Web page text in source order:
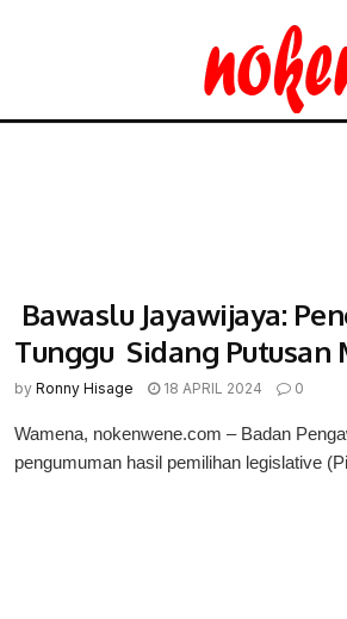
Bawaslu Jayawijaya:
Tunggu Sidang Putusan
by Ronny Hisage 18 APRIL 2024 0
Wamena, nokenwene.com – Badan
pengumuman hasil pemilihan legislative